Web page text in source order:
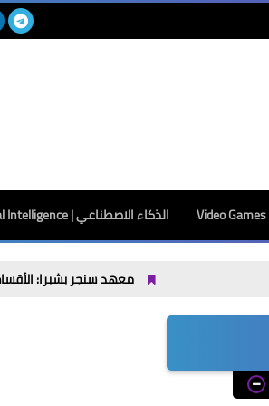
الذكاء الاصطناعي | Artificial Intelligence
معهد سنجر بشبرا: الأقسام والتنسيق